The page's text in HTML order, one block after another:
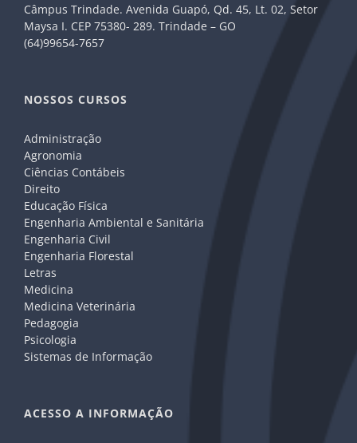
Câmpus Trindade. Avenida Guapó, Qd. 45, Lt. 02, Setor
Maysa I. CEP 75380- 289. Trindade – GO
(64)99654-7657
NOSSOS CURSOS
Administração
Agronomia
Ciências Contábeis
Direito
Educação Física
Engenharia Ambiental e Sanitária
Engenharia Civil
Engenharia Florestal
Letras
Medicina
Medicina Veterinária
Pedagogia
Psicologia
Sistemas de Informação
ACESSO A INFORMAÇÃO